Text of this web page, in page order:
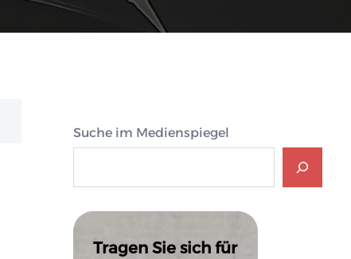
Suche im Medienspiegel
Tragen Sie sich für